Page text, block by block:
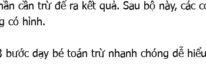
cần trừ để ra kết quả. Sau bộ này, các
có hình.
bước dạy bé toán trừ nhanh chóng dễ